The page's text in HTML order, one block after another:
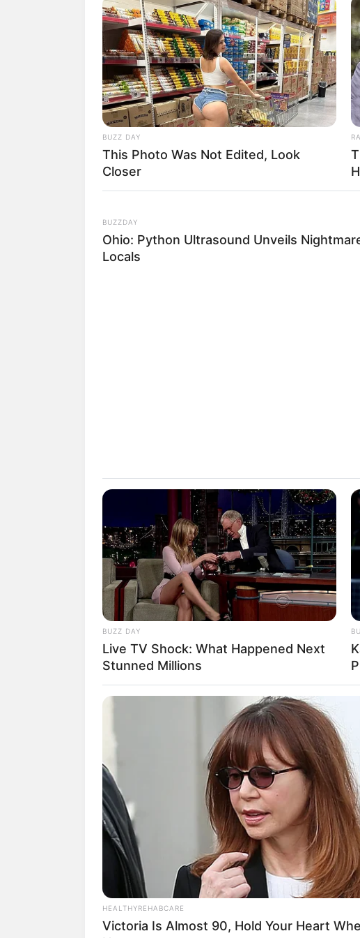
(foto: instagram/
Biodata & Profil
Nama Lengkap: Marissa Anita
Nama Panggung: Marissa Anita
Nama Panggilan: Marissa
Tempat, Tanggal Lahir: Surabaya, Jawa Timur,
Kewarganegaraan: Indonesia
Profesi: Jurnalis, Presenter, Aktris
Hobi: Menonton Film, Membaca
Facebook: –
Twitter:@MarissaAnita
BUZZ DAY
This Photo Was Not Edited, Look
Closer
BUZZDAY
Ohio: Python Ultrasound Unveils
Locals
BUZZ DAY
Live TV Shock: What Happened Next
Stunned Millions
HEALTHYREHABCARE
Victoria Is Almost 90, Hold Your Heart